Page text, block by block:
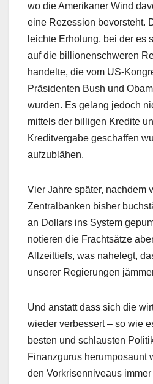
wo die Amerikaner Wind
eine Rezession bevorsteht.
leichte Erholung, bei der es
auf die billionenschweren
handelte, die vom US-
Präsidenten Bush und
wurden. Es gelang jedoch
mittels der billigen Kredite
Kreditvergabe geschaffen
aufzublähen.
Vier Jahre später, nachdem
Zentralbanken bisher
an Dollars ins System
notieren die Frachtsätze
Allzeittiefs, was nahelegt,
unserer Regierungen
Und anstatt dass sich die
wieder verbessert – so wie
besten und schlausten
Finanzgurus herumposaunt
den Vorkrisenniveaus